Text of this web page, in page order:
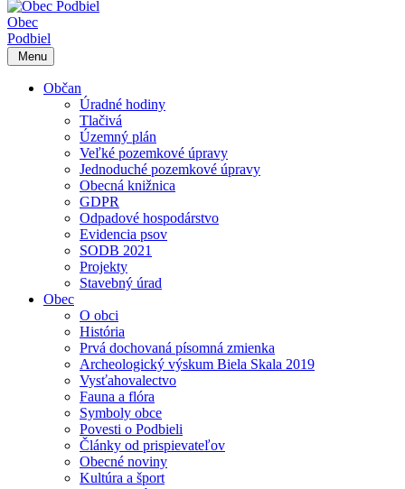
Obec
Podbiel
Menu
Občan
Úradné hodiny
Tlačivá
Územný plán
Veľké pozemkové úpravy
Jednoduché pozemkové úpravy
Obecná knižnica
GDPR
Odpadové hospodárstvo
Evidencia psov
SODB 2021
Projekty
Stavebný úrad
Obec
O obci
História
Prvá dochovaná písomná zmienka
Archeologický výskum Biela Skala 2019
Vysťahovalectvo
Fauna a flóra
Symboly obce
Povesti o Podbieli
Články od prispievateľov
Obecné noviny
Kultúra a šport